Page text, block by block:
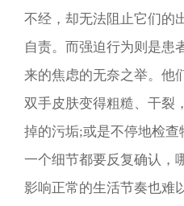
不经，却无法阻止它们的
自责。而强迫行为则是患
来的焦虑的无奈之举。他
双手皮肤变得粗糙、干裂
掉的污垢;或是不停地检
一个细节都要反复确认，
影响正常的生活节奏也难